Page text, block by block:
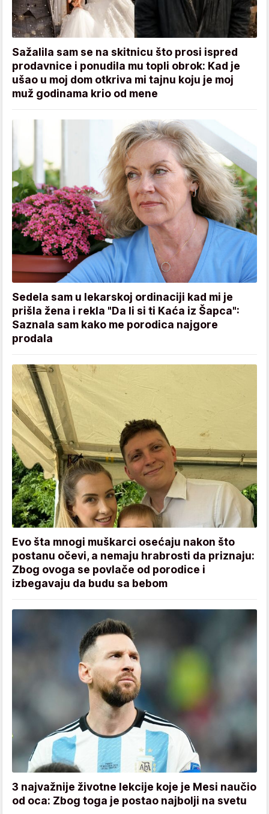
Sažalila sam se na skitnicu što prosi ispred
prodavnice i ponudila mu topli obrok: Kad je
ušao u moj dom otkriva mi tajnu koju je moj
muž godinama krio od mene
Sedela sam u lekarskoj ordinaciji kad mi je
prišla žena i rekla "Da li si ti Kaća iz Šapca":
Saznala sam kako me porodica najgore
prodala
Evo šta mnogi muškarci osećaju nakon što
postanu očevi, a nemaju hrabrosti da priznaju:
Zbog ovoga se povlače od porodice i
izbegavaju da budu sa bebom
3 najvažnije životne lekcije koje je Mesi naučio
od oca: Zbog toga je postao najbolji na svetu